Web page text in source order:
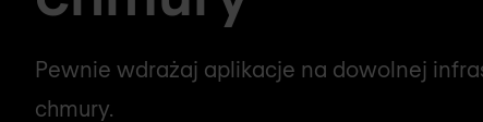
Pewnie wdrażaj aplikacje na dowolnej
chmury.